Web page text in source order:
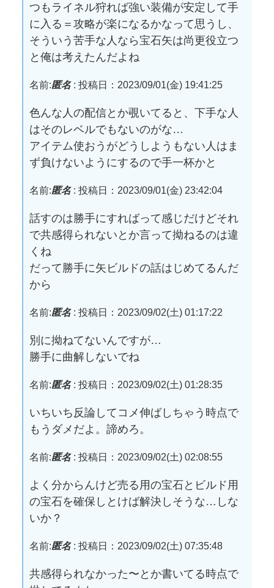
つもライネル狩れば強い装備が安定して手
に入る＝攻略が楽になるかなって思うし、
そういう苦手な人なら宝石矢は尚更役立つ
と俺は考えたんだよね
名前:匿名: 投稿日：2023/09/01(金) 19:41:25
色んな人の配信とか覗いてると、下手な人
はそのレベルでもないのがな…
アイテム使おうがどうしようもない人はま
ず負けないようにするので手一杯かと
名前:匿名: 投稿日：2023/09/01(金) 23:42:04
話すのは勝手にすればって感じだけどそれ
で共感得られないとか言って拗ねるのは違
くね
だって勝手に矢ビルドの話はじめてるんだ
から
名前:匿名: 投稿日：2023/09/02(土) 01:17:22
別に拗ねてないんですが…
勝手に曲解しないでね
名前:匿名: 投稿日：2023/09/02(土) 01:28:35
いちいち反論してコメ伸ばしちゃう時点で
もうダメだよ。諦めろ。
名前:匿名: 投稿日：2023/09/02(土) 02:08:55
よく分からんけど売る用の宝石とビルド用
の宝石を確保しとけば解決しそうな…しな
いか？
名前:匿名: 投稿日：2023/09/02(土) 07:35:48
共感得られなかった〜とか書いてる時点で